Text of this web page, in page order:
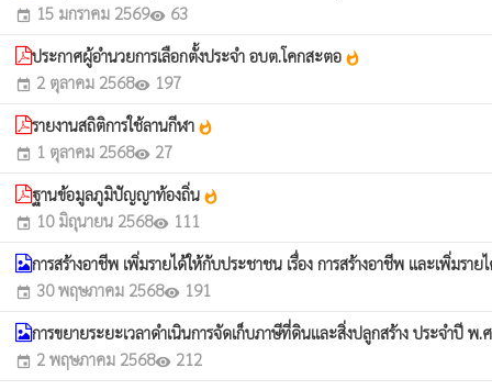
event 15 มกราคม 2569visibility 63
ประกาศผู้อำนวยการเลือกตั้งประจำ อบต.โคกสะตอ whatshot
event 2 ตุลาคม 2568visibility 197
รายงานสถิติการใช้ลานกีฬา whatshot
event 1 ตุลาคม 2568visibility 27
ฐานข้อมูลภูมิปัญญาท้องถิ่น whatshot
event 10 มิถุนายน 2568visibility 111
การสร้างอาชีพ เพิ่มรายได้ให้กับประชาชน เรื่อง การสร้างอาชีพ และเพิ่มรา
event 30 พฤษภาคม 2568visibility 191
การขยายระยะเวลาดำเนินการจัดเก็บภาษีที่ดินและสิ่งปลูกสร้าง ประจำปี พ
event 2 พฤษภาคม 2568visibility 212